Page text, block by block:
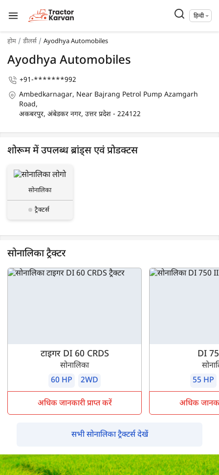
हिन्दी
होम डीलर्स Ayodhya Automobiles
Ayodhya Automobiles
+91-*******992
Ambedkarnagar, Near Bajrang Petrol Pump Azamgarh
Road,
अकबरपुर, अंबेडकर नगर, उत्तर प्रदेश - 224122
शोरूम में उपलब्ध ब्रांड्स एवं प्रोडक्टस
सोनालिका
ट्रैक्टर्स
सोनालिका ट्रैक्टर
टाइगर DI 60 CRDS
सोनालिका
60 HP
2WD
अधिक जानकारी प्राप्त करें
DI
55 HP
अधिक
सभी सोनालिका ट्रैक्टर्स देखें